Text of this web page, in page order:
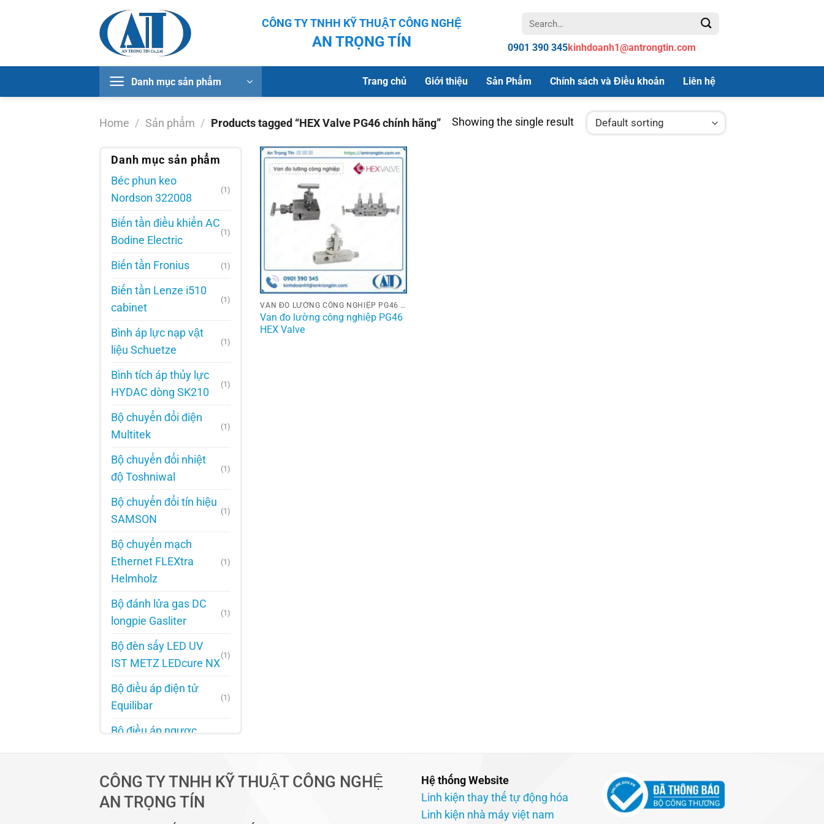
CÔNG TY TNHH KỸ THUẬT CÔNG NGHỆ
AN TRỌNG TÍN 0901 390 345kinhdoanh1@antrongtin.com
Danh mục sản phẩm Trang chủ Giới thiệu Sản Phẩm Chính sách và Điều khoản Liên hệ
Home / Sản phẩm / Products tagged “HEX Valve PG46 chính hãng” Showing the single result
Danh mục sản phẩm
Béc phun keo
Nordson 322008
(1)
Biến tần điều khiển AC
Bodine Electric
(1)
Biến tần Fronius (1)
Biến tần Lenze i510
cabinet
(1)
Bình áp lực nạp vật
liệu Schuetze
(1)
Bình tích áp thủy lực
HYDAC dòng SK210
(1)
Bộ chuyển đổi điện
Multitek
(1)
Bộ chuyển đổi nhiệt
độ Toshniwal
(1)
Bộ chuyển đổi tín hiệu
SAMSON
(1)
Bộ chuyển mạch
Ethernet FLEXtra
Helmholz
(1)
Bộ đánh lửa gas DC
longpie Gasliter
(1)
Bộ đèn sấy LED UV
IST METZ LEDcure NX
(1)
Bộ điều áp điện tử
Equilibar
(1)
Bộ điều áp ngược
Bộ điều chỉnh áp suất
Oilgear
(1)
VAN ĐO LƯỜNG CÔNG NGHIỆP PG46 HEX VALVE
Van đo lường công nghiệp PG46
HEX Valve
CÔNG TY TNHH KỸ THUẬT CÔNG NGHỆ
AN TRỌNG TÍN
Hệ thống Website
Linh kiện thay thế tự động hóa
Linh kiện nhà máy việt nam